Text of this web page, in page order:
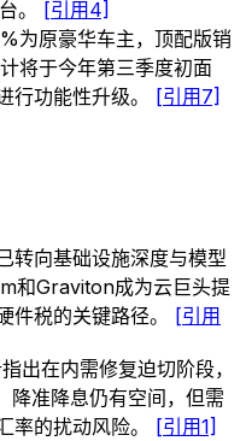
。 [引用4]
为原豪华车主，顶配版销
将于今年第三季度初面
行功能性升级。 [引用7]
转向基础设施深度与模型
和Graviton成为云巨头提
件税的关键路径。 [引用
出在内需修复迫切阶段，
降准降息仍有空间，但需
率的扰动风险。 [引用1]